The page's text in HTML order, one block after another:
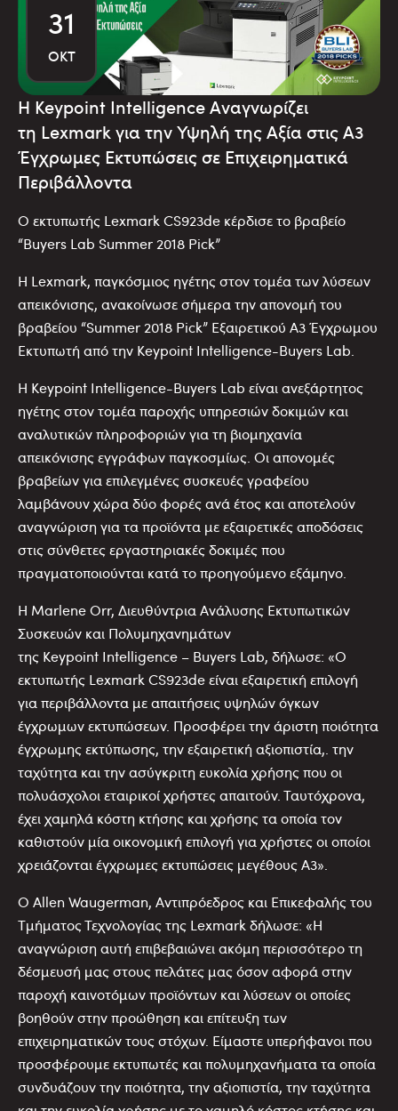
31
ΟΚΤ
Η Keypoint IntelligenceΑναγνωρίζει
τη Lexmarkγια την Υψηλή της Αξία στις Α3
Έγχρωμες Εκτυπώσεις σε Επιχειρηματικά
Περιβάλλοντα
Ο εκτυπωτής Lexmark CS923de κέρδισε το βραβείο
“Buyers Lab Summer 2018 Pick”
H Lexmark, παγκόσμιος ηγέτης στον τομέα των λύσεων
απεικόνισης, ανακοίνωσε σήμερα την απονομή του
βραβείου “Summer 2018 Pick” Εξαιρετικού Α3 Έγχρωμου
Εκτυπωτή από την Keypoint Intelligence-Buyers Lab.
Η Keypoint Intelligence-Buyers Lab είναι ανεξάρτητος
ηγέτης στον τομέα παροχής υπηρεσιών δοκιμών και
αναλυτικών πληροφοριών για τη βιομηχανία
απεικόνισης εγγράφων παγκοσμίως. Οι απονομές
βραβείων για επιλεγμένες συσκευές γραφείου
λαμβάνουν χώρα δύο φορές ανά έτος και αποτελούν
αναγνώριση για τα προϊόντα με εξαιρετικές αποδόσεις
στις σύνθετες εργαστηριακές δοκιμές που
πραγματοποιούνται κατά το προηγούμενο εξάμηνο.
Η Marlene Orr, Διευθύντρια Ανάλυσης Εκτυπωτικών
Συσκευών και Πολυμηχανημάτων
της Keypoint Intelligence – Buyers Lab, δήλωσε: «Ο
εκτυπωτής Lexmark CS923de είναι εξαιρετική επιλογή
για περιβάλλοντα με απαιτήσεις υψηλών όγκων
έγχρωμων εκτυπώσεων. Προσφέρει την άριστη ποιότητα
έγχρωμης εκτύπωσης, την εξαιρετική αξιοπιστία,. την
ταχύτητα και την ασύγκριτη ευκολία χρήσης που οι
πολυάσχολοι εταιρικοί χρήστες απαιτούν. Ταυτόχρονα,
έχει χαμηλά κόστη κτήσης και χρήσης τα οποία τον
καθιστούν μία οικονομική επιλογή για χρήστες οι οποίοι
χρειάζονται έγχρωμες εκτυπώσεις μεγέθους Α3».
Ο Allen Waugerman, Αντιπρόεδρος και Επικεφαλής του
Τμήματος Τεχνολογίας της Lexmark δήλωσε: «Η
αναγνώριση αυτή επιβεβαιώνει ακόμη περισσότερο τη
δέσμευσή μας στους πελάτες μας όσον αφορά στην
παροχή καινοτόμων προϊόντων και λύσεων οι οποίες
βοηθούν στην προώθηση και επίτευξη των
επιχειρηματικών τους στόχων. Είμαστε υπερήφανοι που
προσφέρουμε εκτυπωτές και πολυμηχανήματα τα οποία
συνδυάζουν την ποιότητα, την αξιοπιστία, την ταχύτητα